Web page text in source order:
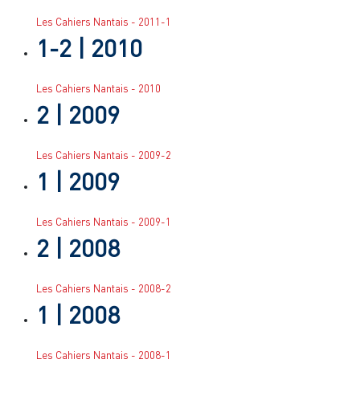
Les Cahiers Nantais - 2011-1
1-2 | 2010
Les Cahiers Nantais - 2010
2 | 2009
Les Cahiers Nantais - 2009-2
1 | 2009
Les Cahiers Nantais - 2009-1
2 | 2008
Les Cahiers Nantais - 2008-2
1 | 2008
Les Cahiers Nantais - 2008-1